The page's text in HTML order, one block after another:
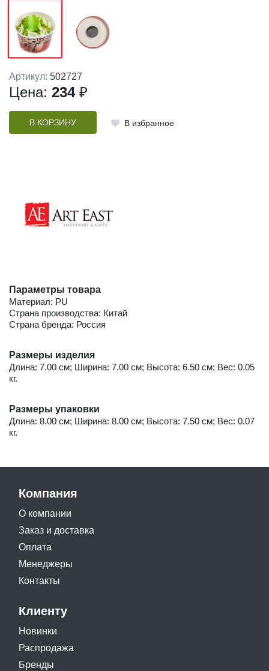
Артикул: 502727
Цена: 234 ₽
В КОРЗИНУ В избранное
Параметры товара
Материал: PU
Страна производства: Китай
Страна бренда: Россия
Размеры изделия
Длина: 7.00 см; Ширина: 7.00 см; Высота: 6.50 см; Вес: 0.05
кг.
Размеры упаковки
Длина: 8.00 см; Ширина: 8.00 см; Высота: 7.50 см; Вес: 0.07
кг.
Компания
О компании
Заказ и доставка
Оплата
Менеджеры
Контакты
Клиенту
Новинки
Распродажа
Бренды